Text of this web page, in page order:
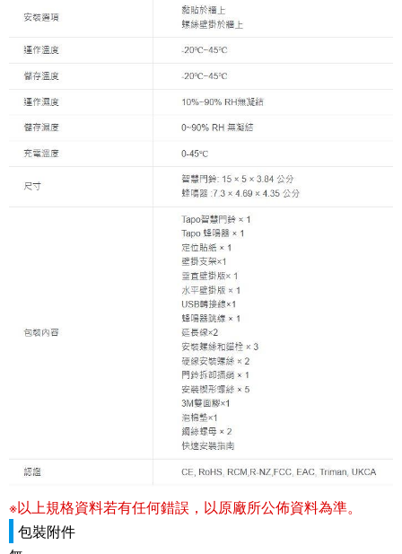
※以上規格資料若有任何錯誤，以原廠所公佈資料為準。
包裝附件